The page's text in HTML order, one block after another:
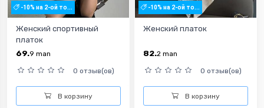
-10% на 2-ой то...
Женский спортивный
платок
69.9 man
0 отзыв(ов)
В корзину
-10% на 2-ой то...
Женский платок
82.2 man
0 отзыв(ов)
В корзину